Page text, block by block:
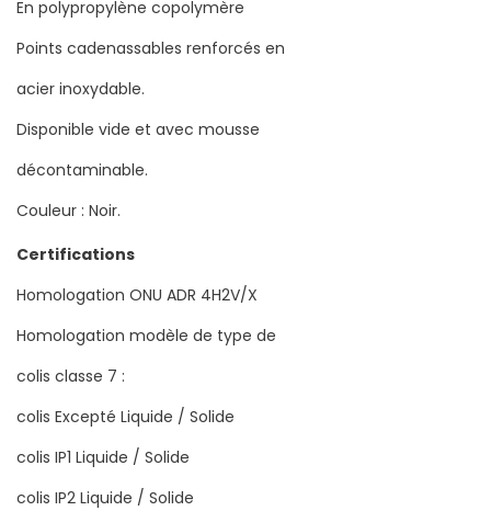
En polypropylène copolymère
Points cadenassables renforcés en
acier inoxydable.
Disponible vide et avec mousse
décontaminable.
Couleur : Noir.
Certifications
Homologation ONU ADR 4H2V/X
Homologation modèle de type de
colis classe 7 :
colis Excepté Liquide / Solide
colis IP1 Liquide / Solide
colis IP2 Liquide / Solide